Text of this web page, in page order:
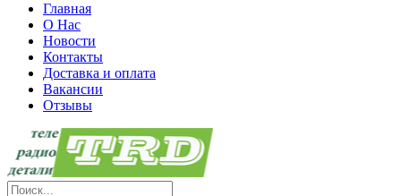
Главная
О Нас
Новости
Контакты
Доставка и оплата
Вакансии
Отзывы